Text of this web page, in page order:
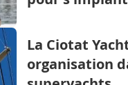
La Ciotat
organisation